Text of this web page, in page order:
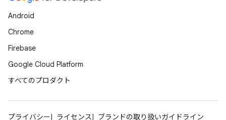
Android
Chrome
Firebase
Google Cloud Platform
すべてのプロダクト
プライバシー ライセンス ブランドの取り扱いガイドライン